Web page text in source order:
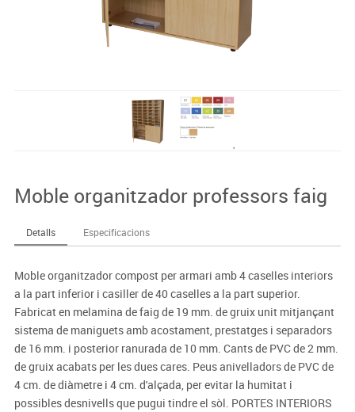
Moble organitzador professors faig
Detalls Especificacions
Moble organitzador compost per armari amb 4 caselles interiors
a la part inferior i casiller de 40 caselles a la part superior.
Fabricat en melamina de faig de 19 mm. de gruix unit mitjançant
sistema de maniguets amb acostament, prestatges i separadors
de 16 mm. i posterior ranurada de 10 mm. Cants de PVC de 2 mm.
de gruix acabats per les dues cares. Peus anivelladors de PVC de
4 cm. de diàmetre i 4 cm. d'alçada, per evitar la humitat i
possibles desnivells que pugui tindre el sòl. PORTES INTERIORS